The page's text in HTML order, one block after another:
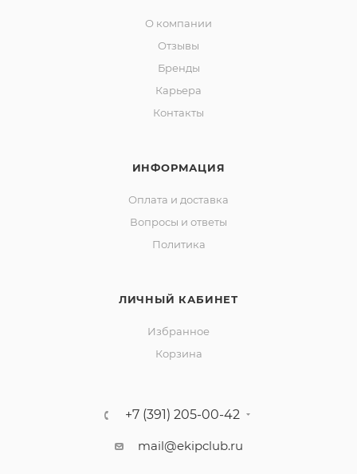
О компании
Отзывы
Бренды
Карьера
Контакты
ИНФОРМАЦИЯ
Оплата и доставка
Вопросы и ответы
Политика
ЛИЧНЫЙ КАБИНЕТ
Избранное
Корзина
+7 (391) 205-00-42
mail@ekipclub.ru